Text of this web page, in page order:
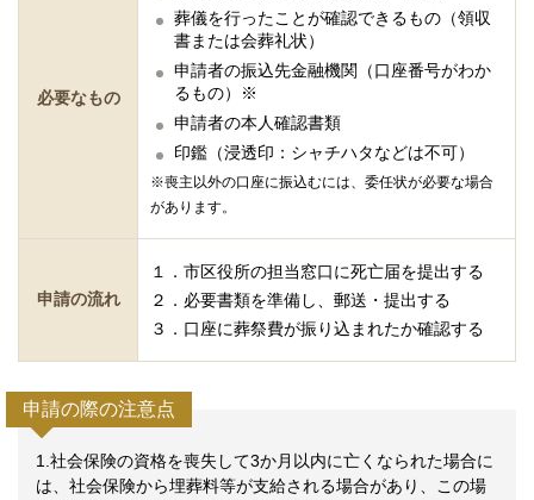
必要なもの
葬儀を行ったことが確認できるもの（領収
書または会葬礼状）
申請者の振込先金融機関（口座番号がわか
るもの）※
申請者の本人確認書類
印鑑（浸透印：シャチハタなどは不可）
※喪主以外の口座に振込むには、委任状が必要な場合
があります。
申請の流れ
１．市区役所の担当窓口に死亡届を提出する
２．必要書類を準備し、郵送・提出する
３．口座に葬祭費が振り込まれたか確認する
申請の際の注意点
1.社会保険の資格を喪失して3か月以内に亡くなられた場合に
は、社会保険から埋葬料等が支給される場合があり、この場